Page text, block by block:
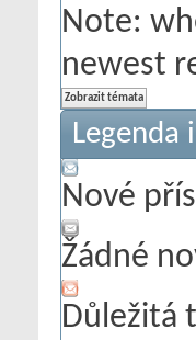
Note:
newest
Legenda
Nové
Žádné
Důležitá